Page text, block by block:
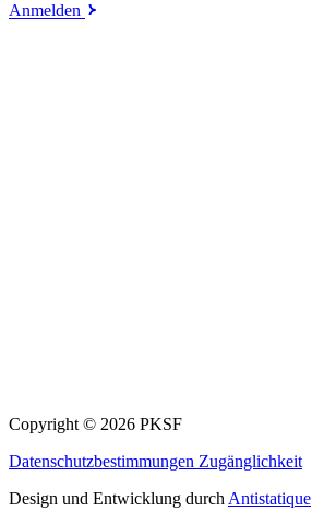
Anmelden
Copyright © 2026 PKSF
Datenschutzbestimmungen Zugänglichkeit
Design und Entwicklung durch Antistatique